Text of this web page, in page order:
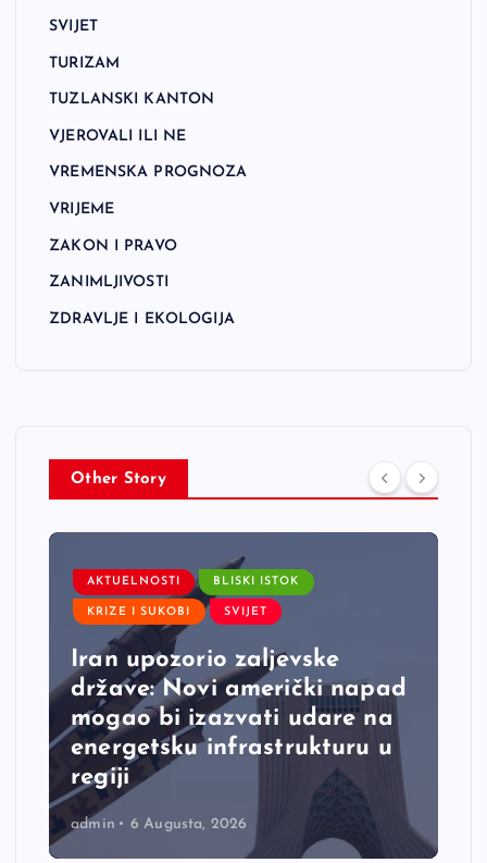
SVIJET
TURIZAM
TUZLANSKI KANTON
VJEROVALI ILI NE
VREMENSKA PROGNOZA
VRIJEME
ZAKON I PRAVO
ZANIMLJIVOSTI
ZDRAVLJE I EKOLOGIJA
Other Story
AKTUELNOSTI BLISKI ISTOK
KRIZE I SUKOBI SVIJET
Iran upozorio zaljevske
države: Novi američki napad
mogao bi izazvati udare na
energetsku infrastrukturu u
regiji
admin 6 Augusta, 2026